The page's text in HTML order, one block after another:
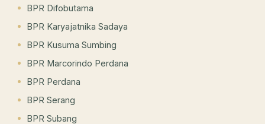
BPR Difobutama
BPR Karyajatnika Sadaya
BPR Kusuma Sumbing
BPR Marcorindo Perdana
BPR Perdana
BPR Serang
BPR Subang